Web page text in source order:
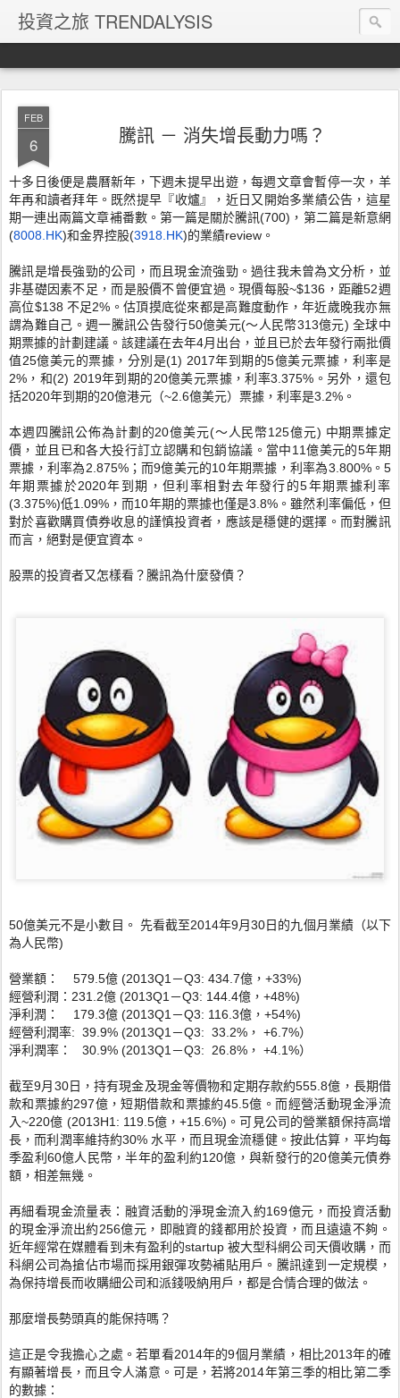
投資之旅 TRENDALYSIS
FEB
6 騰訊 － 消失增長動力嗎？
十多日後便是農曆新年，下週未提早出遊，每週文章會暫停一次， 羊
年再和讀者拜年。既然提早『收爐』，近日又開始多業績公告，這星
期一連出兩篇文章補番數。第一篇是關於騰訊(700)， 第二篇是新意網
(8008.HK)和金界控股(3918.HK)的業績review。
騰訊是增長強勁的公司，而且現金流強勁。過往我未曾為文分析， 並
非基礎因素不足，而是股價不曾便宜過。現價每股~$136， 距離52週
高位$138 不足2%。估頂摸底從來都是高難度動作， 年近歲晚我亦無
謂為難自己。週一騰訊公告發行50億美元(～人民幣313億元) 全球中
期票據的計劃建議。該建議在去年4月出台， 並且已於去年發行兩批價
值25億美元的票據，分別是(1) 2017年到期的5億美元票據，利率是
2%，和(2) 2019年到期的20億美元票據，利率3.375%。另外，還包
括2020年到期的20億港元（~2.6億美元）票據， 利率是3.2%。
本週四騰訊公佈為計劃的20億美元(～人民幣125億元) 中期票據定
價，並且已和各大投行訂立認購和包銷協議。 當中11億美元的5年期
票據，利率為2.875%； 而9億美元的10年期票據，利率為3.800%。 5
年期票據於2020年到期，但利率相對去年發行的5年期票據利率
(3.375%)低1.09%，而10年期的票據也僅是3.8%。雖然利率偏低， 但
對於喜歡購買債券收息的謹慎投資者，應該是穩健的選擇。 而對騰訊
而言，絕對是便宜資本。
股票的投資者又怎樣看？騰訊為什麼發債？
50億美元不是小數目。 先看截至2014年9月30日的九個月業績（以下
為人民幣)
營業額： 579.5億 (2013Q1－Q3: 434.7億，+33%)
經營利潤：231.2億 (2013Q1－Q3: 144. 4億，+48%)
淨利潤： 179.3億 (2013Q1－Q3: 116.3億，+54%)
經營利潤率: 39.9% (2013Q1－Q3: 33.2%， +6.7%）
淨利潤率： 30.9% (2013Q1－Q3: 26.8%， +4.1%）
截至9月30日，持有現金及現金等價物和定期存款約555.8億，長期借
款和票據約297億，短期借款和票據約45.5億。而經營活動現金淨流
入~220億 (2013H1: 119.5億，+15.6%)。可見公司的營業額保持高增
長，而利潤率維持約30% 水平，而且現金流穩健。按此估算，平均每
季盈利60億人民幣，半年的盈利約120億，與新發行的20億美元債券
額，相差無幾。
再細看現金流量表：融資活動的淨現金流入約169億元， 而投資活動
的現金淨流出約256億元，即融資的錢都用於投資，而且遠遠不夠。
近年經常在媒體看到未有盈利的startup 被大型科網公司天價收購， 而
科網公司為搶佔市場而採用銀彈攻勢補貼用戶。 騰訊達到一定規模，
為保持增長而收購細公司和派錢吸納用戶， 都是合情合理的做法。
那麼增長勢頭真的能保持嗎？
這正是令我擔心之處。若單看2014年的9個月業績， 相比2013年的確
有顯著增長，而且令人滿意。可是，若將2014年第三季的相比第二季
的數據：